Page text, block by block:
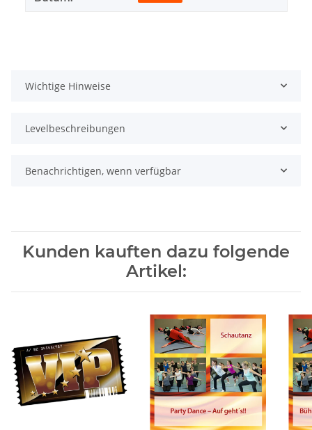
Wichtige Hinweise
Levelbeschreibungen
Benachrichtigen, wenn verfügbar
Kunden kauften dazu folgende
Artikel: